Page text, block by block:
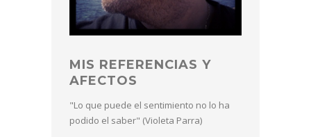
MIS REFERENCIAS Y
AFECTOS
"Lo que puede el sentimiento no lo ha
podido el saber" (Violeta Parra)